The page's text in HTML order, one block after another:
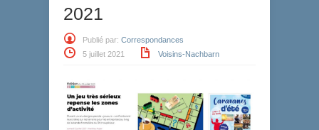
2021
Publié par: Correspondances
5 juillet 2021
Voisins-Nachbarn